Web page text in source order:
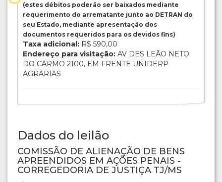
(estes débitos poderão ser baixados mediante
requerimento do arrematante junto ao DETRAN do
seu Estado, mediante apresentação dos
documentos requeridos para os devidos fins)
Taxa adicional: R$ 590,00
Endereço para visitação: AV DES LEÃO NETO
DO CARMO 2100, EM FRENTE UNIDERP
AGRARIAS
Dados do leilão
COMISSÃO DE ALIENAÇÃO DE BENS
APREENDIDOS EM AÇÕES PENAIS -
CORREGEDORIA DE JUSTIÇA TJ/MS